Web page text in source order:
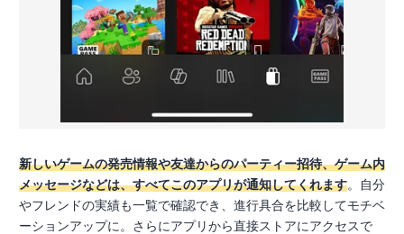
新しいゲームの発売情報や友達からのパーティー招待、ゲーム内
メッセージなどは、すべてこのアプリが通知してくれます。自分
やフレンドの実績も一覧で確認でき、進行具合を比較してモチベ
ーションアップに。さらにアプリから直接ストアにアクセスで